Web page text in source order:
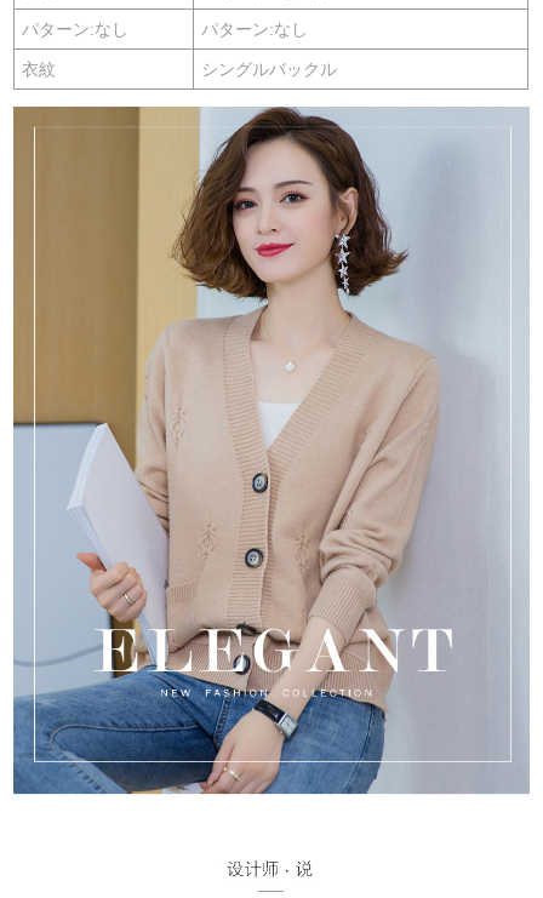
パターン:なし パターン:なし
衣紋 シングルバックル